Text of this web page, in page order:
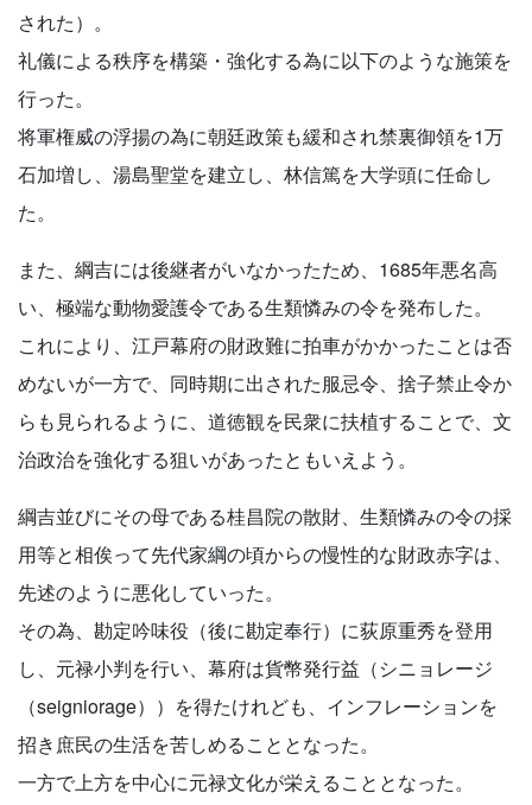
された）。
礼儀による秩序を構築・強化する為に以下のような施策を
行った。
将軍権威の浮揚の為に朝廷政策も緩和され禁裏御領を1万
石加増し、湯島聖堂を建立し、林信篤を大学頭に任命し
た。
また、綱吉には後継者がいなかったため、1685年悪名高
い、極端な動物愛護令である生類憐みの令を発布した。
これにより、江戸幕府の財政難に拍車がかかったことは否
めないが一方で、同時期に出された服忌令、捨子禁止令か
らも見られるように、道徳観を民衆に扶植することで、文
治政治を強化する狙いがあったともいえよう。
綱吉並びにその母である桂昌院の散財、生類憐みの令の採
用等と相俟って先代家綱の頃からの慢性的な財政赤字は、
先述のように悪化していった。
その為、勘定吟味役（後に勘定奉行）に荻原重秀を登用
し、元禄小判を行い、幕府は貨幣発行益（シニョレージ
（seigniorage））を得たけれども、インフレーションを
招き庶民の生活を苦しめることとなった。
一方で上方を中心に元禄文化が栄えることとなった。